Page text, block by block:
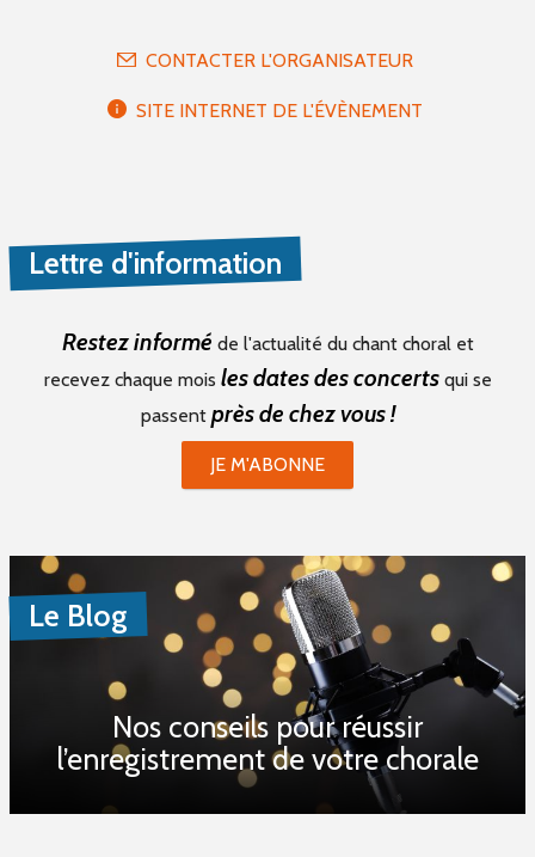
CONTACTER L'ORGANISATEUR
SITE INTERNET DE L'ÉVÈNEMENT
Lettre d'information
Restez informé de l'actualité du chant choral et
recevez chaque mois les dates des concertsqui se
passent près de chez vous !
JE M'ABONNE
Le Blog
Nos conseils pour réussir
l’enregistrement de votre chorale